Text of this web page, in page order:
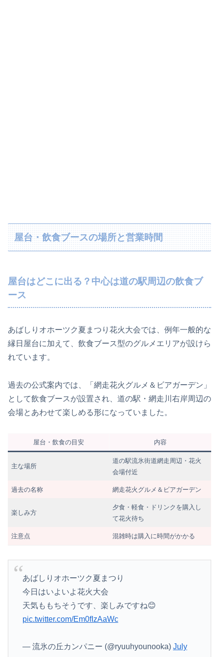
屋台・飲食ブースの場所と営業時間
屋台はどこに出る？中心は道の駅周辺の飲食ブ
ース
あばしりオホーツク夏まつり花火大会では、例年一般的な
縁日屋台に加えて、飲食ブース型のグルメエリアが設けら
れています。
過去の公式案内では、「網走花火グルメ＆ビアガーデン」
として飲食ブースが設置され、道の駅・網走川右岸周辺の
会場とあわせて楽しめる形になっていました。
屋台・飲食の目安 内容
主な場所
道の駅流氷街道網走周辺・花火
会場付近
過去の名称 網走花火グルメ＆ビアガーデン
楽しみ方
夕食・軽食・ドリンクを購入し
て花火待ち
注意点 混雑時は購入に時間がかかる
あばしりオホーツク夏まつり
今日はいよいよ花火大会
天気ももちそうです、楽しみですね😊
pic.twitter.com/Em0fIzAaWc
— 流氷の丘カンパニー (@ryuuhyounooka) July